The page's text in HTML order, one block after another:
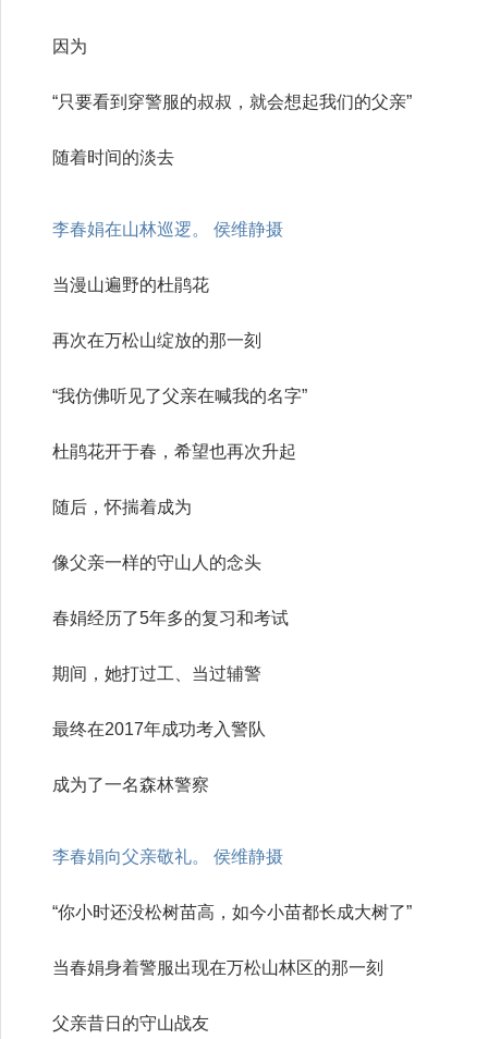
因为
“只要看到穿警服的叔叔，就会想起我们的父亲”
随着时间的淡去
李春娟在山林巡逻。 侯维静摄
当漫山遍野的杜鹃花
再次在万松山绽放的那一刻
“我仿佛听见了父亲在喊我的名字”
杜鹃花开于春，希望也再次升起
随后，怀揣着成为
像父亲一样的守山人的念头
春娟经历了5年多的复习和考试
期间，她打过工、当过辅警
最终在2017年成功考入警队
成为了一名森林警察
李春娟向父亲敬礼。 侯维静摄
“你小时还没松树苗高，如今小苗都长成大树了”
当春娟身着警服出现在万松山林区的那一刻
父亲昔日的守山战友